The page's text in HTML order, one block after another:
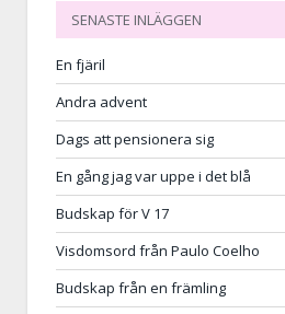
SENASTE INLÄGGEN
En fjäril
Andra advent
Dags att pensionera sig
En gång jag var uppe i det blå
Budskap för V 17
Visdomsord från Paulo Coelho
Budskap från en främling